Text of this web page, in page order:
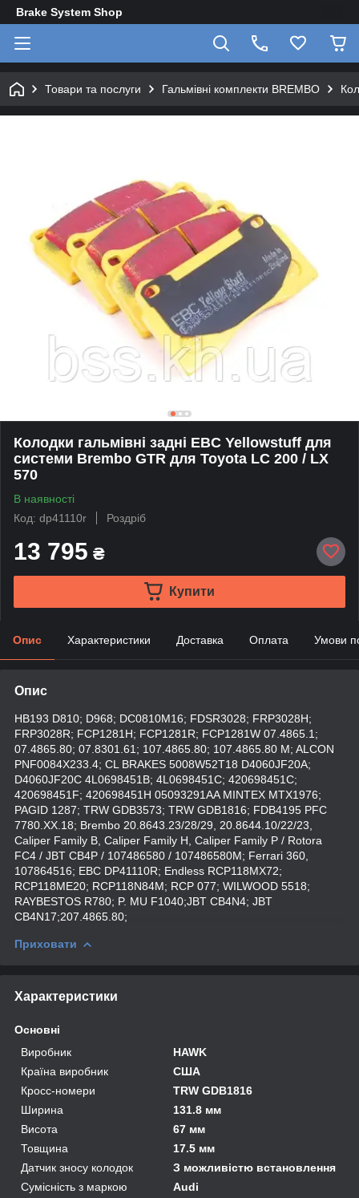
Brake System Shop
Товари та послуги Гальмівні комплекти BREMBO
Колодки гальмівні задні EBC Yellowstuff для
системи Brembo GTR для Toyota LC 200 / LX
570
В наявності
Код: dp41110r
Роздріб
13 795 ₴
Купити
Опис Характеристики Доставка Оплата Умови
Опис
HB193 D810; D968; DC0810M16; FDSR3028; FRP3028H;
FRP3028R; FCP1281H; FCP1281R; FCP1281W 07.4865.1;
07.4865.80; 07.8301.61; 107.4865.80; 107.4865.80 M; ALCON
PNF0084X233.4; CL BRAKES 5008W52T18 D4060JF20A;
D4060JF20C 4L0698451B; 4L0698451C; 420698451C;
420698451F; 420698451H 05093291AA MINTEX MTX1976;
PAGID 1287; TRW GDB3573; TRW GDB1816; FDB4195 PFC
7780.XX.18; Brembo 20.8643.23/28/29, 20.8644.10/22/23,
Caliper Family B, Caliper Family H, Caliper Family P / Rotora
FC4 / JBT CB4P / 107486580 / 107486580M; Ferrari 360,
107864516; EBC DP41110R; Endless RCP118MX72;
RCP118ME20; RCP118N84M; RCP 077; WILWOOD 5518;
RAYBESTOS R780; P. MU F1040;JBT СВ4N4; JBT
СВ4N17;207.4865.80;
Приховати
Характеристики
Основні
Виробник
HAWK
Країна виробник
США
Кросс-номери
TRW GDB1816
Ширина
131.8 мм
Висота
67 мм
Товщина
17.5 мм
Датчик зносу колодок
З можливістю встановлення
Сумісність з маркою
Audi